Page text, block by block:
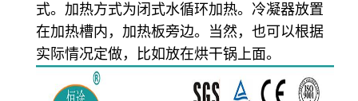
式。加热方式为闭式水循环加热。冷凝器放置
在加热槽内，加热板旁边。当然，也可以根据
实际情况定做，比如放在烘干锅上面。